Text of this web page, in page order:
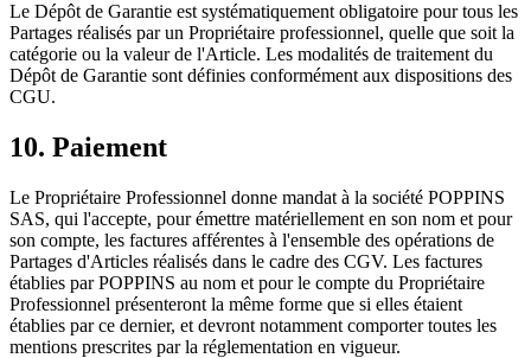
Le Dépôt de Garantie est systématiquement obligatoire pour tous les
Partages réalisés par un Propriétaire professionnel, quelle que soit la
catégorie ou la valeur de l'Article. Les modalités de traitement du
Dépôt de Garantie sont définies conformément aux dispositions des
CGU.
10. Paiement
Le Propriétaire Professionnel donne mandat à la société POPPINS
SAS, qui l'accepte, pour émettre matériellement en son nom et pour
son compte, les factures afférentes à l'ensemble des opérations de
Partages d'Articles réalisés dans le cadre des CGV. Les factures
établies par POPPINS au nom et pour le compte du Propriétaire
Professionnel présenteront la même forme que si elles étaient
établies par ce dernier, et devront notamment comporter toutes les
mentions prescrites par la réglementation en vigueur.